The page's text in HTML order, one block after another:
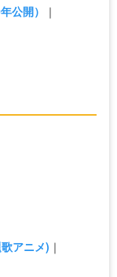
公開）
アニメ)